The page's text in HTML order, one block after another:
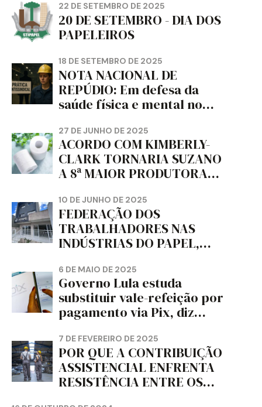
22 DE SETEMBRO DE 2025
20 DE SETEMBRO - DIA DOS
PAPELEIROS
18 DE SETEMBRO DE 2025
NOTA NACIONAL DE
REPÚDIO: Em defesa da
saúde física e mental no
da dignidade sindical.
27 DE JUNHO DE 2025
ACORDO COM KIMBERLY-
CLARK TORNARIA SUZANO
A 8ª MAIOR PRODUTORA
MUNDO, DIZ FITCH
10 DE JUNHO DE 2025
FEDERAÇÃO DOS
TRABALHADORES NAS
INDÚSTRIAS DO PAPEL,
CORTIÇA E ARTEFATOS DE
PAPEL DO ESTADO DO
PARANÁ – FETRAPEL-PR
6 DE MAIO DE 2025
Governo Lula estuda
substituir vale-refeição por
pagamento via Pix, diz
7 DE FEVEREIRO DE 2025
POR QUE A CONTRIBUIÇÃO
ASSISTENCIAL ENFRENTA
RESISTÊNCIA ENTRE OS